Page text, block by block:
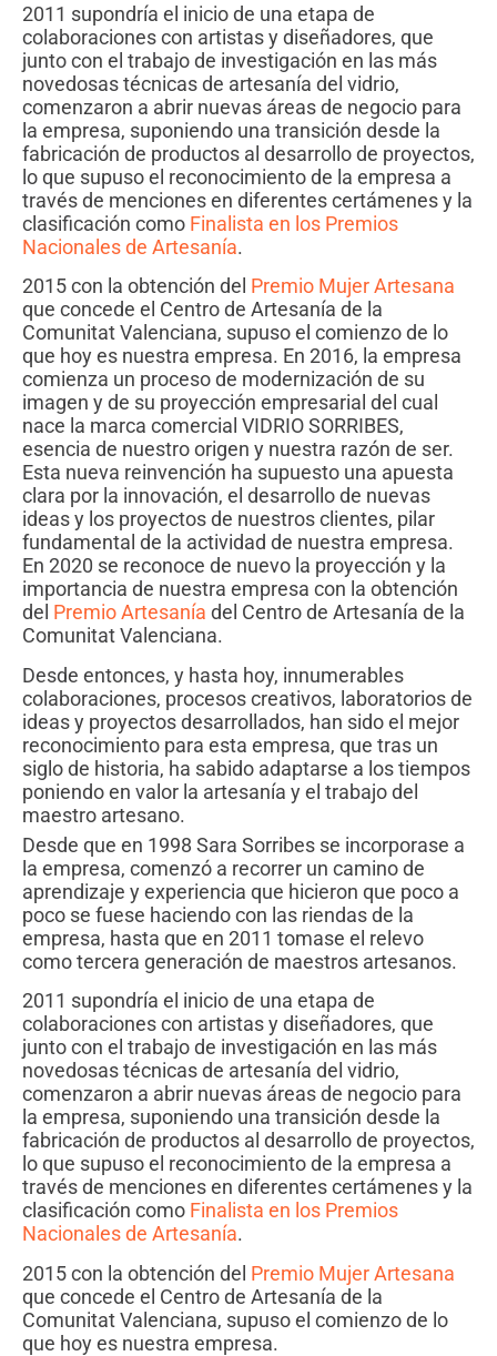
2011 supondría el inicio de una etapa de
colaboraciones con artistas y diseñadores, que
junto con el trabajo de investigación en las más
novedosas técnicas de artesanía del vidrio,
comenzaron a abrir nuevas áreas de negocio para
la empresa, suponiendo una transición desde la
fabricación de productos al desarrollo de proyectos,
lo que supuso el reconocimiento de la empresa a
través de menciones en diferentes certámenes y la
clasificación como Finalista en los Premios
Nacionales de Artesanía.
2015 con la obtención del Premio Mujer Artesana
que concede el Centro de Artesanía de la
Comunitat Valenciana, supuso el comienzo de lo
que hoy es nuestra empresa. En 2016, la empresa
comienza un proceso de modernización de su
imagen y de su proyección empresarial del cual
nace la marca comercial VIDRIO SORRIBES,
esencia de nuestro origen y nuestra razón de ser.
Esta nueva reinvención ha supuesto una apuesta
clara por la innovación, el desarrollo de nuevas
ideas y los proyectos de nuestros clientes, pilar
fundamental de la actividad de nuestra empresa.
En 2020 se reconoce de nuevo la proyección y la
importancia de nuestra empresa con la obtención
del Premio Artesanía del Centro de Artesanía de la
Comunitat Valenciana.
Desde entonces, y hasta hoy, innumerables
colaboraciones, procesos creativos, laboratorios de
ideas y proyectos desarrollados, han sido el mejor
reconocimiento para esta empresa, que tras un
siglo de historia, ha sabido adaptarse a los tiempos
poniendo en valor la artesanía y el trabajo del
maestro artesano.
Desde que en 1998 Sara Sorribes se incorporase a
la empresa, comenzó a recorrer un camino de
aprendizaje y experiencia que hicieron que poco a
poco se fuese haciendo con las riendas de la
empresa, hasta que en 2011 tomase el relevo
como tercera generación de maestros artesanos.
2011 supondría el inicio de una etapa de
colaboraciones con artistas y diseñadores, que
junto con el trabajo de investigación en las más
novedosas técnicas de artesanía del vidrio,
comenzaron a abrir nuevas áreas de negocio para
la empresa, suponiendo una transición desde la
fabricación de productos al desarrollo de proyectos,
lo que supuso el reconocimiento de la empresa a
través de menciones en diferentes certámenes y la
clasificación como Finalista en los Premios
Nacionales de Artesanía.
2015 con la obtención del Premio Mujer Artesana
que concede el Centro de Artesanía de la
Comunitat Valenciana, supuso el comienzo de lo
que hoy es nuestra empresa.